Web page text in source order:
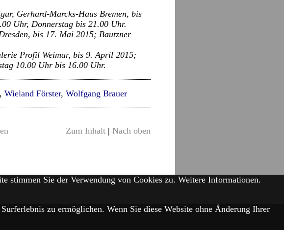
Gerhard-Marcks-Haus Bremen, bis
Uhr, Donnerstag bis 21.00 Uhr.
bis 17. Mai 2015; Bautzner
Profil Weimar, bis 9. April 2015;
10.00 Uhr bis 16.00 Uhr.
, Wieland Förster, Wolfgang Brauer
Zum Inhalt | Nach oben
stimmen Sie der Verwendung von Cookies zu. Weitere Informationen.
zu ermöglichen. Wenn Sie diese Website ohne Änderung Ihrer